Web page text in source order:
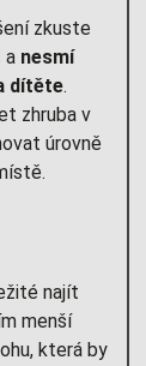
zkuste
a nesmí
dítěte.
zhruba v
úrovně
najít
menší
která by